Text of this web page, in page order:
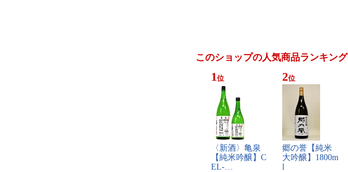
このショップの人気商品ランキング
1 位
〈​新​酒​〉​亀​泉​
【​純​米​吟​醸​】​C​
E​L​-​…
2位
郷​の​誉​【​純​米​
大​吟​醸​】​1​8​0​0​m​
l